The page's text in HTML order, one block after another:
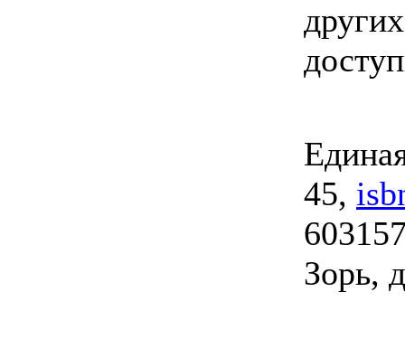
45,
Зорь,